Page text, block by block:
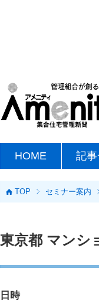
HOME 記
TOP セミナー案内
東京都 マンシ
日時